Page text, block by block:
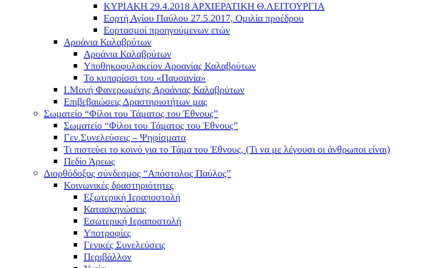
ΚΥΡΙΑΚΗ 29.4.2018 ΑΡΧΙΕΡΑΤΙΚΗ Θ.ΛΕΙΤΟΥΡΓΙΑ
Εορτή Αγίου Παύλου 27.5.2017, Ομιλία προέδρου
Εορτασμοί προηγούμενων ετών
Αροάνια Καλαβρύτων
Αροάνια Καλαβρύτων
Υποθηκοφυλακείον Αροανίας Καλαβρύτων
Το κυπαρίσσι του «Παυσανία»
Ι.Μονή Φανερωμένης Αροάνιας Καλαβρύτων
Επιβεβαιώσεις Δραστηριοτήτων μας
Σωματείο “Φίλοι του Τάματος του Έθνους”
Σωματείο “Φίλοι του Τάματος του Έθνους”
Γεν.Συνελεύσεις – Ψηφίσματα
Τι πιστεύει το κοινό για το Τάμα του Έθνους, (Τι να με λέγουσι οι άνθρωποι είναι)
Πεδίο Άρεως
Διορθόδοξος σύνδεσμος “Απόστολος Παύλος”
Κοινωνικές δραστηριότητες
Εξωτερική Ιεραποστολή
Κατασκηνώσεις
Εσωτερική Ιεραποστολή
Υποτροφίες
Γενικές Συνελεύσεις
Περιβάλλον